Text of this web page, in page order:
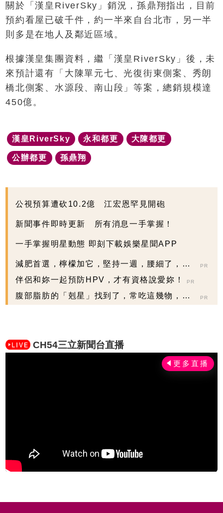
關於「漢皇RiverSky」銷況，孫鼎翔指出，目前
預約看屋已破千件，約一半來自台北市，另一半
則多是在地人及鄰近區域。
根據漢皇集團資料，繼「漢皇RiverSky」後，未
來預計還有「大陳單元七、光復街東側案、秀朗
橋北側案、水源段、南山段」等案，總銷規模達
450億。
漢皇RiverSky 永和都更 大陳都更
公辦都更 孫鼎翔
公視預算遭砍10.2億 江宏恩罕見開砲
新聞事件即時更新 所有消息一手掌握！
一手掌握明星動態 即刻下載娛樂星聞APP
減肥首選，檸檬加它，堅持一週，腰細了，瘦
到你懷疑人生
PR
伴侶和妳一起預防HPV，才有資格說愛妳！ PR
腹部脂肪的「剋星」找到了，常吃這幾物，吃
PR
CH54三立新聞台直播